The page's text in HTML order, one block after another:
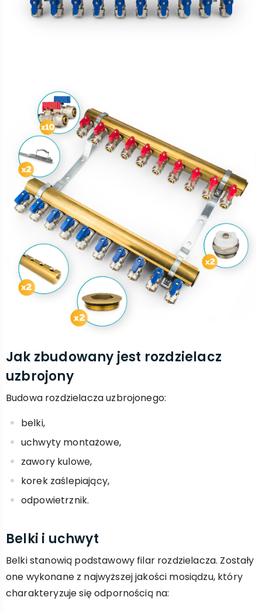
Jak zbudowany jest rozdzielacz
uzbrojony
Budowa rozdzielacza uzbrojonego:
belki,
uchwyty montażowe,
zawory kulowe,
korek zaślepiający,
odpowietrznik.
Belki i uchwyt
Belki stanowią podstawowy filar rozdzielacza. Zostały
one wykonane z najwyższej jakości mosiądzu, który
charakteryzuje się odpornością na: